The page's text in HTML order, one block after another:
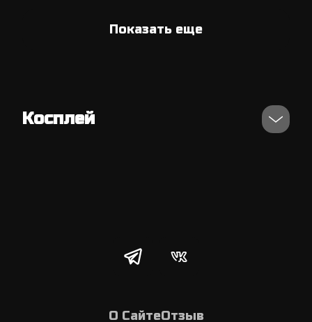
Показать еще
Косплей
О СайтеОтзыв